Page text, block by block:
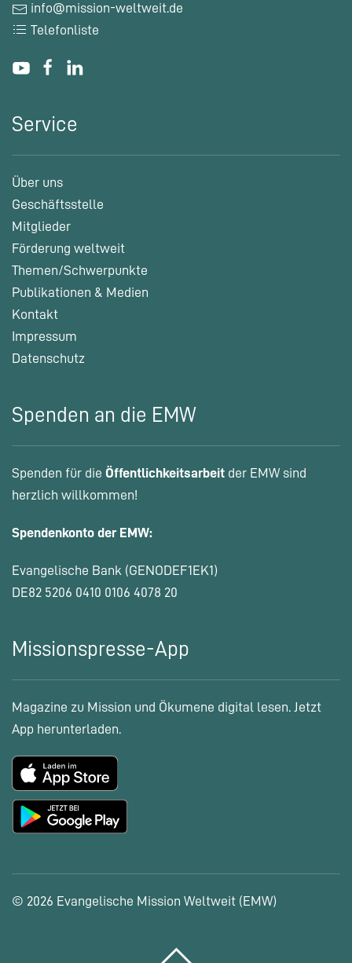
info@mission-weltweit.de
Telefonliste
Service
Über uns
Geschäftsstelle
Mitglieder
Förderung weltweit
Themen/Schwerpunkte
Publikationen & Medien
Kontakt
Impressum
Datenschutz
Spenden an die EMW
Spenden für die Öffentlichkeitsarbeit der EMW sind
herzlich willkommen!
Spendenkonto der EMW:
Evangelische Bank (GENODEF1EK1)
DE82 5206 0410 0106 4078 20
Missionspresse-App
Magazine zu Mission und Ökumene digital lesen. Jetzt
App herunterladen.
© 2026 Evangelische Mission Weltweit (EMW)